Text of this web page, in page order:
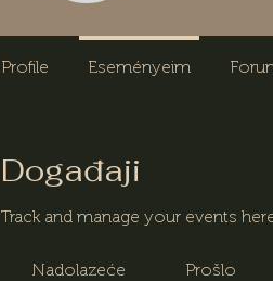
Događaji
Track and manage your events
Nadolazeće Prošlo
Profile Eseményeim